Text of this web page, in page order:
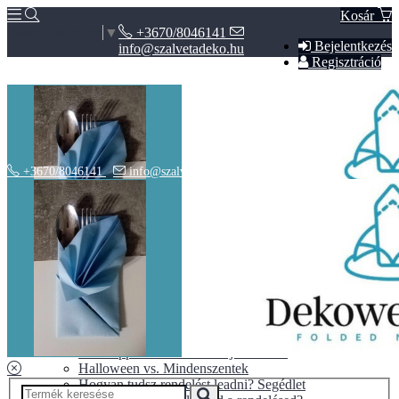
Kosár
Bejelentkezés
Regisztráció
▼
+3670/8046141
info@szalvetadeko.hu
Hírek
ÁSZF
Adatvédelem
BLOG
Halloween vs. Mindenszentek
Hogyan tudsz rendelést leadni? Segédlet
+3670/8046141 info@szalvetadeko.hu